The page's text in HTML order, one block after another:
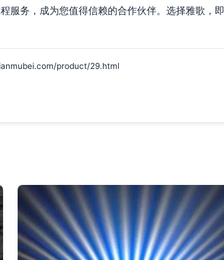
服务，成为您值得信赖的合作伙伴。选择雅歌，
product/29.html